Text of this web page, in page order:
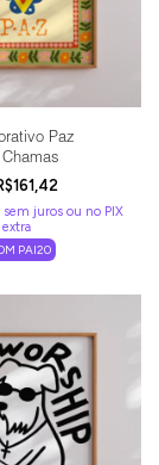
Paz
sem juros
PAI20